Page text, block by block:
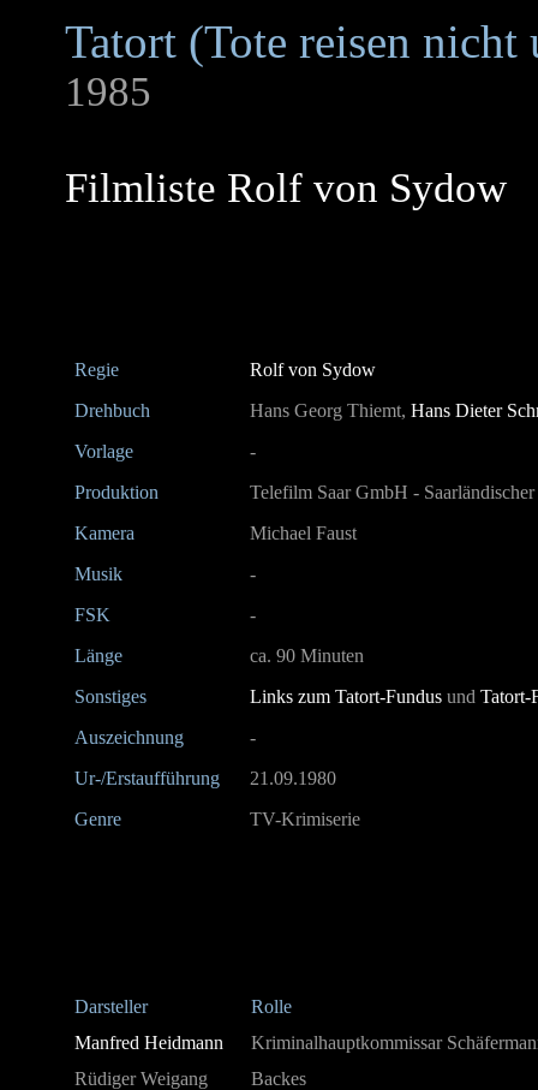
Tatort (Tote reisen nicht
1985
Filmliste Rolf von Sydow
Regie
Rolf von Sydow
Drehbuch
Hans Georg Thiemt, Hans Dieter
Vorlage
-
Produktion
Telefilm Saar GmbH -
Kamera
Michael Faust
Musik
-
FSK
-
Länge
ca. 90 Minuten
Sonstiges
Links zum Tatort-Fundus und Tatort-
Auszeichnung
-
Ur-/Erstaufführung
21.09.1980
Genre
TV-Krimiserie
Darsteller
Rolle
Manfred Heidmann
Kriminalhauptkommissar
Rüdiger Weigang
Backes